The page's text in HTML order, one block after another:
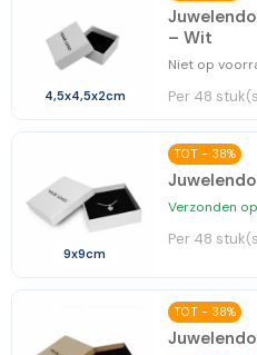
4,5x4,5x2cm
– Wit
Niet op
Per 48
9x9cm
TOT - 38%
Verzonden
Per 48
TOT - 38%